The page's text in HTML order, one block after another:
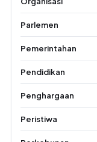
Parlemen
Pemerintahan
Pendidikan
Penghargaan
Peristiwa